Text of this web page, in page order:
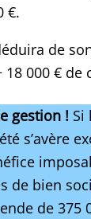
€.
de
000 €
gestion !Si
s’avère
de bien
de 375